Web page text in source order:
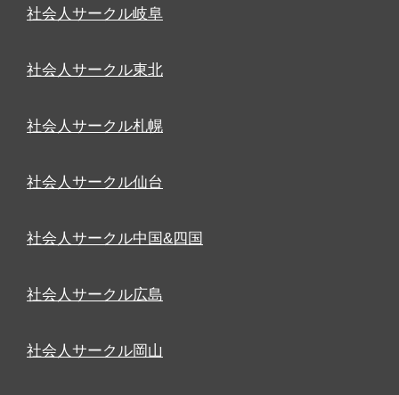
社会人サークル岐阜
社会人サークル東北
社会人サークル札幌
社会人サークル仙台
社会人サークル中国&四国
社会人サークル広島
社会人サークル岡山